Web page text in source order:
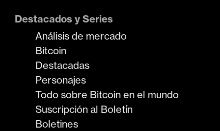
Destacados y Series
Análisis de mercado
Bitcoin
Destacadas
Personajes
Todo sobre Bitcoin en el mundo
Suscripción al Boletín
Boletines